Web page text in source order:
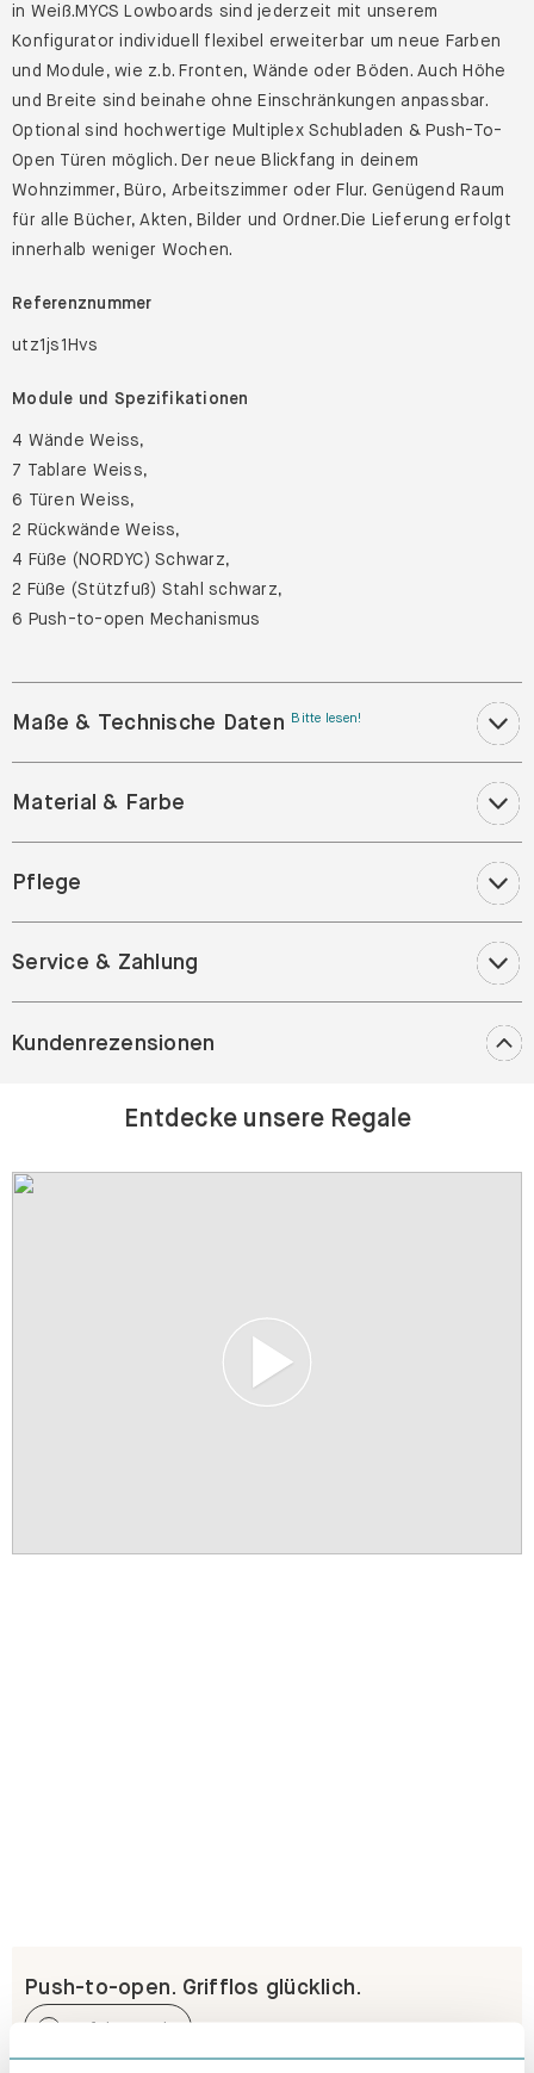
in Weiß.MYCS Lowboards sind jederzeit mit unserem
Konfigurator individuell flexibel erweiterbar um neue Farben
und Module, wie z.b. Fronten, Wände oder Böden. Auch Höhe
und Breite sind beinahe ohne Einschränkungen anpassbar.
Optional sind hochwertige Multiplex Schubladen & Push-To-
Open Türen möglich. Der neue Blickfang in deinem
Wohnzimmer, Büro, Arbeitszimmer oder Flur. Genügend Raum
für alle Bücher, Akten, Bilder und Ordner.Die Lieferung erfolgt
innerhalb weniger Wochen.
Referenznummer
utz1js1Hvs
Module und Spezifikationen
4 Wände Weiss,
7 Tablare Weiss,
6 Türen Weiss,
2 Rückwände Weiss,
4 Füße (NORDYC) Schwarz,
2 Füße (Stützfuß) Stahl schwarz,
6 Push-to-open Mechanismus
Maße & Technische Daten Bitte lesen!
Material & Farbe
Pflege
Service & Zahlung
Kundenrezensionen
Entdecke unsere Regale
Push-to-open. Grifflos glücklich.
Erfahre mehr